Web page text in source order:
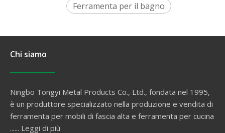
Ferramenta per il bagno
Chi siamo
Ningbo Tongyi Metal Products Co., Ltd., fondata nel 1995,
è un produttore specializzato nella produzione e vendita di
ferramenta per mobili di fascia alta e ferramenta per cucina
...... Leggi di più